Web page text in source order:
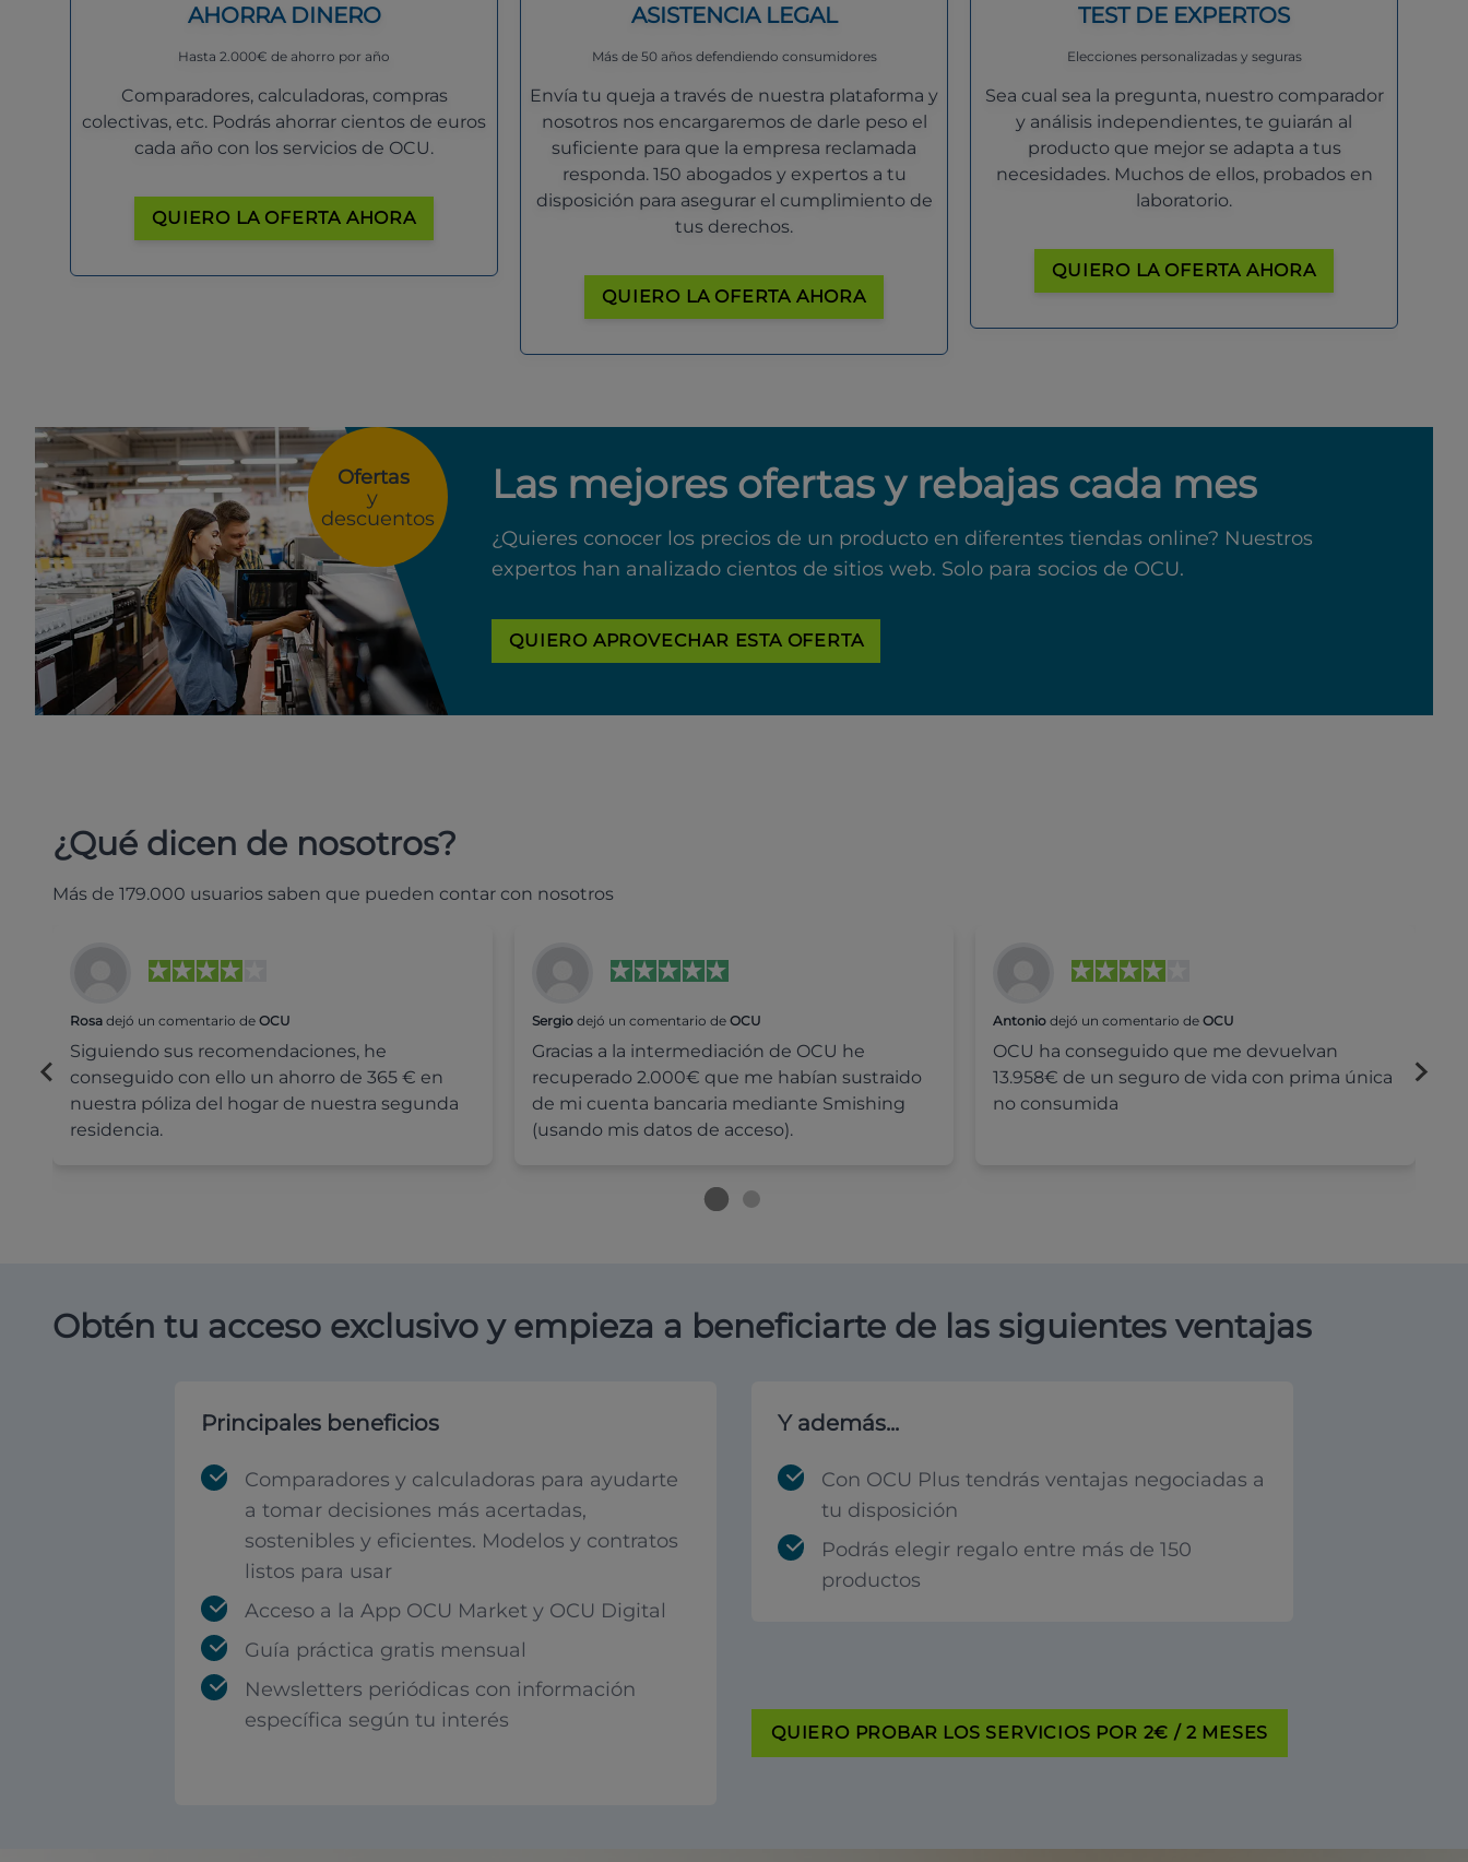
AHORRA DINERO
Hasta 2.000€ de ahorro por año
Comparadores, calculadoras, compras
colectivas, etc. Podrás ahorrar cientos de euros
cada año con los servicios de OCU.
QUIERO LA OFERTA AHORA
ASISTENCIA LEGAL
Más de 50 años defendiendo consumidores
Envía tu queja a través de nuestra plataforma y
nosotros nos encargaremos de darle peso el
suficiente para que la empresa reclamada
responda. 150 abogados y expertos a tu
disposición para asegurar el cumplimiento de
tus derechos.
QUIERO LA OFERTA AHORA
TEST DE EXPERTOS
Elecciones personalizadas y seguras
Sea cual sea la pregunta, nuestro comparador
y análisis independientes, te guiarán al
producto que mejor se adapta a tus
necesidades. Muchos de ellos, probados en
laboratorio.
QUIERO LA OFERTA AHORA
Ofertas
y
descuentos
Las mejores ofertas y rebajas cada mes
¿Quieres conocer los precios de un producto en diferentes tiendas online? Nuestros
expertos han analizado cientos de sitios web. Solo para socios de OCU.
QUIERO APROVECHAR ESTA OFERTA
¿Qué dicen de nosotros?
Más de 179.000 usuarios saben que pueden contar con nosotros
Rosa dejó un comentario de OCU
Siguiendo sus recomendaciones, he
conseguido con ello un ahorro de 365 € en
nuestra póliza del hogar de nuestra segunda
residencia.
Sergiodejó un comentario de OCU
Gracias a la intermediación de OCU he
recuperado 2.000€ que me habían sustraido
de mi cuenta bancaria mediante Smishing
(usando mis datos de acceso).
Antonio dejó un comentario deOCU
OCU ha conseguido que me devuelvan
13.958€ de un seguro de vida con prima única
no consumida
Obtén tu acceso exclusivo y empieza a beneficiarte de las siguientes ventajas
Principales beneficios
Comparadores y calculadoras para ayudarte
a tomar decisiones más acertadas,
sostenibles y eficientes. Modelos y contratos
listos para usar
Acceso a la App OCU Market y OCU Digital
Guía práctica gratis mensual
Newsletters periódicas con información
específica según tu interés
Y además...
Con OCU Plus tendrás ventajas negociadas a
tu disposición
Podrás elegir regalo entre más de 150
productos
QUIERO PROBAR LOS SERVICIOS POR 2€ / 2 MESES